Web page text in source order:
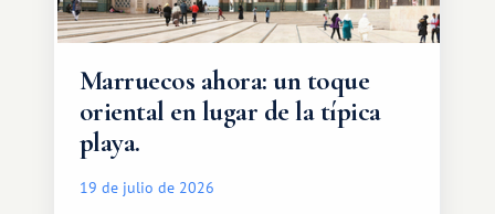
Marruecos ahora: un toque
oriental en lugar de la típica
playa.
19 de julio de 2026